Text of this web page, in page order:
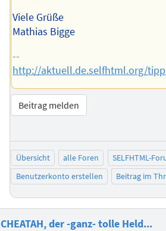
Viele Grüße
Mathias Bigge
--
http://aktuell.de.selfhtml.org/
Beitrag melden
Übersicht alle Foren
SELFHTML-
Benutzerkonto erstellen
Beitrag im
CHEATAH, der -ganz- tolle Held...